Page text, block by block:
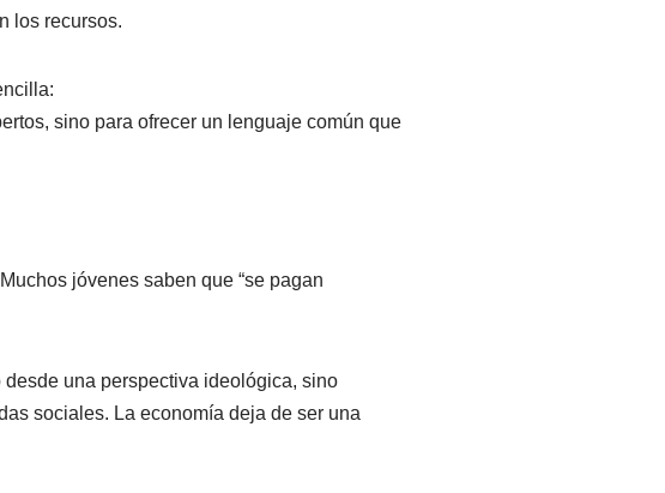
los recursos.
sino para ofrecer un lenguaje común que
jóvenes saben que “se pagan
una perspectiva ideológica, sino
sociales. La economía deja de ser una